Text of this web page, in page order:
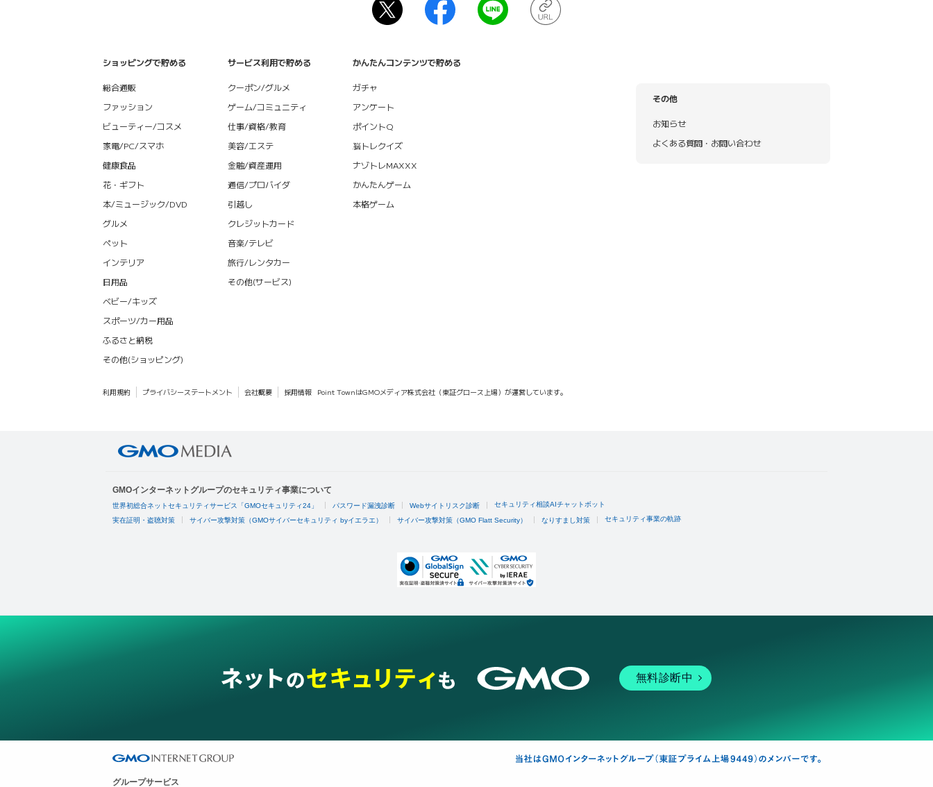
ショッピングで貯める
総合通販
ファッション
ビューティー/コスメ
家電/PC/スマホ
健康食品
花・ギフト
本/ミュージック/DVD
グルメ
ペット
インテリア
日用品
ベビー/キッズ
スポーツ/カー用品
ふるさと納税
その他(ショッピング)
サービス利用で貯める
クーポン/グルメ
ゲーム/コミュニティ
仕事/資格/教育
美容/エステ
金融/資産運用
通信/プロバイダ
引越し
クレジットカード
音楽/テレビ
旅行/レンタカー
その他(サービス)
かんたんコンテンツで貯める
ガチャ
アンケート
ポイントQ
脳トレクイズ
ナゾトレMAXXX
かんたんゲーム
本格ゲーム
その他
お知らせ
よくある質問・お問い合わせ
利用規約 プライバシーステートメント 会社概要 採用情報 Point TownはGMOメディア株式会社（東証グロース上場）が運営しています。
GMOインターネットグループのセキュリティ事業について
世界初総合ネットセキュリティサービス「GMOセキュリティ24」 パスワード漏洩診断 Webサイトリスク診断 セキュリティ相談AIチャットボット
実在証明・盗聴対策 サイバー攻撃対策（GMOサイバーセキュリティ byイエラエ） サイバー攻撃対策（GMO Flatt Security） なりすまし対策 セキュリティ事業の軌跡
無料診断中
グループサービス